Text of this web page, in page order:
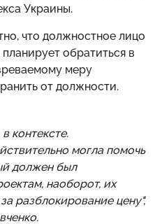
Украины.
что должностное лицо
обратиться в
меру
от должности.
контексте.
могла помочь
должен был
наоборот, их
разблокирование цену",